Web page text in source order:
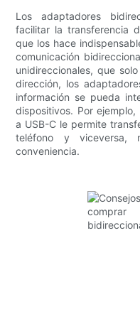
Los adaptadores
facilitar la transferencia
que los hace
comunicación
unidireccionales, que
dirección, los
información se pueda
dispositivos. Por
a USB-C le permite
teléfono y viceversa,
conveniencia.